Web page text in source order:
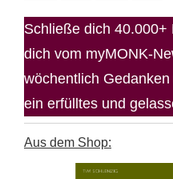
Schließe dich
dich vom myMONK-
wöchentlich
ein erfülltes und
Aus dem Shop: